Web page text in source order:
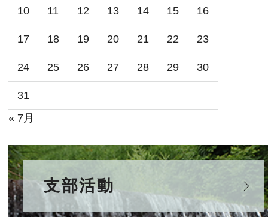
10 11 12 13 14 15 16
17 18 19 20 21 22 23
24 25 26 27 28 29 30
31
« 7月
支部活動